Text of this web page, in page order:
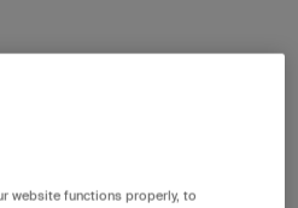
som ett företag gör. De
website functions properly, to